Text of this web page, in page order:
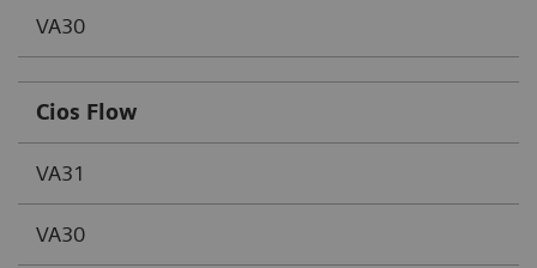
VA30
Cios Flow
VA31
VA30